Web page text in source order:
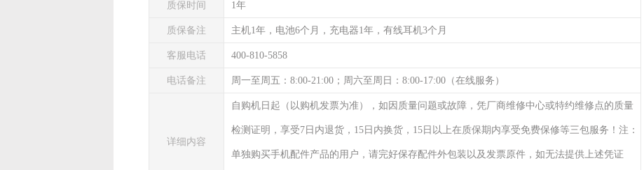
质保时间 1年
质保备注 主机1年，电池6个月，充电器1年，有线耳机3个月
客服电话 400-810-5858
电话备注 周一至周五：8:00-21:00；周六至周日：8:00-17:00（在线服务）
详细内容
自购机日起（以购机发票为准），如因质量问题或故障，凭厂商维修中心或特约维修点的质量
检测证明，享受7日内退货，15日内换货，15日以上在质保期内享受免费保修等三包服务！注：
单独购买手机配件产品的用户，请完好保存配件外包装以及发票原件，如无法提供上述凭证